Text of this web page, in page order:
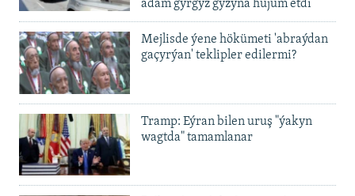
adam gyrgyz gyzyna hüjüm etdi
Mejlisde ýene hökümeti 'abraýdan
gaçyrýan' teklipler edilermi?
Tramp: Eýran bilen uruş "ýakyn
wagtda" tamamlanar